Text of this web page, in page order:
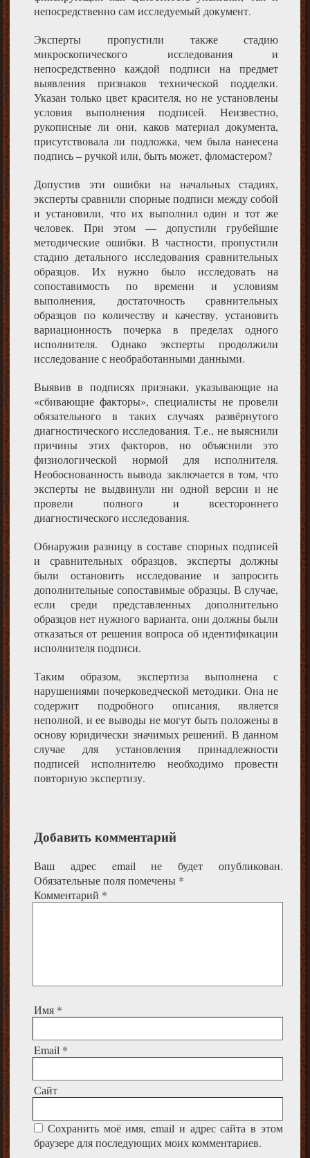
непосредственно сам исследуемый документ.
Эксперты пропустили также стадию
микроскопического исследования и
непосредственно каждой подписи на предмет
выявления признаков технической подделки.
Указан только цвет красителя, но не установлены
условия выполнения подписей. Неизвестно,
рукописные ли они, каков материал документа,
присутствовала ли подложка, чем была нанесена
подпись – ручкой или, быть может, фломастером?
Допустив эти ошибки на начальных стадиях,
эксперты сравнили спорные подписи между собой
и установили, что их выполнил один и тот же
человек. При этом — допустили грубейшие
методические ошибки. В частности, пропустили
стадию детального исследования сравнительных
образцов. Их нужно было исследовать на
сопоставимость по времени и условиям
выполнения, достаточность сравнительных
образцов по количеству и качеству, установить
вариационность почерка в пределах одного
исполнителя. Однако эксперты продолжили
исследование с необработанными данными.
Выявив в подписях признаки, указывающие на
«сбивающие факторы», специалисты не провели
обязательного в таких случаях развёрнутого
диагностического исследования. Т.е., не выяснили
причины этих факторов, но объяснили это
физиологической нормой для исполнителя.
Необоснованность вывода заключается в том, что
эксперты не выдвинули ни одной версии и не
провели полного и всестороннего
диагностического исследования.
Обнаружив разницу в составе спорных подписей
и сравнительных образцов, эксперты должны
были остановить исследование и запросить
дополнительные сопоставимые образцы. В случае,
если среди представленных дополнительно
образцов нет нужного варианта, они должны были
отказаться от решения вопроса об идентификации
исполнителя подписи.
Таким образом, экспертиза выполнена с
нарушениями почерковедческой методики. Она не
содержит подробного описания, является
неполной, и ее выводы не могут быть положены в
основу юридически значимых решений. В данном
случае для установления принадлежности
подписей исполнителю необходимо провести
повторную экспертизу.
Добавить комментарий
Ваш адрес email не будет опубликован.
Обязательные поля помечены *
Комментарий *
Имя *
Email *
Сайт
Сохранить моё имя, email и адрес сайта в этом
браузере для последующих моих комментариев.